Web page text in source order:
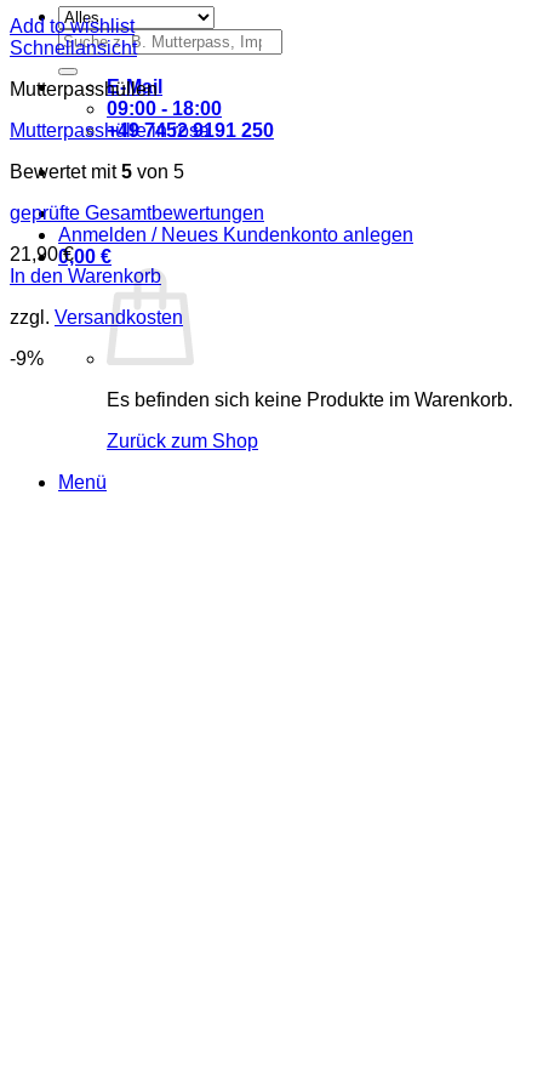
Suche
nach:
E-Mail
09:00 - 18:00
+49 7452 9191 250
Anmelden / Neues Kundenkonto anlegen
0,00 €
Es befinden sich keine Produkte im Warenkorb.
Zurück zum Shop
Menü
Add to wishlist
Schnellansicht
Mutterpasshüllen
Mutterpasshülle in rosa
Bewertet mit5 von 5
geprüfte Gesamtbewertungen
21,90€
In den Warenkorb
zzgl. Versandkosten
-9%